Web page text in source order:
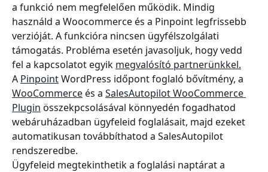
a funkció nem megfelelően működik. Mindig
használd a Woocommerce és a Pinpoint legfrissebb
verzióját. A funkcióra nincsen ügyfélszolgálati
támogatás. Probléma esetén javasoljuk, hogy vedd
fel a kapcsolatot egyik megvalósító partnerünkkel.
A Pinpoint WordPress időpont foglaló bővítmény, a
WooCommerce és a SalesAutopilot WooCommerce
Plugin összekpcsolásával könnyedén fogadhatod
webáruházadban ügyfeleid foglalásait, majd ezeket
automatikusan továbbíthatod a SalesAutopilot
rendszeredbe.
Ügyfeleid megtekinthetik a foglalási naptárat a